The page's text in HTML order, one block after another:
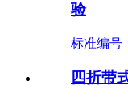
验
标准编号
四折带